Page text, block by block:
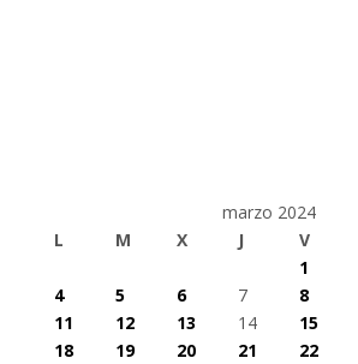
marzo 2024
L
M X J V
1
4
5 6 7 8
11
12 13 14 15
18
19 20 21 22